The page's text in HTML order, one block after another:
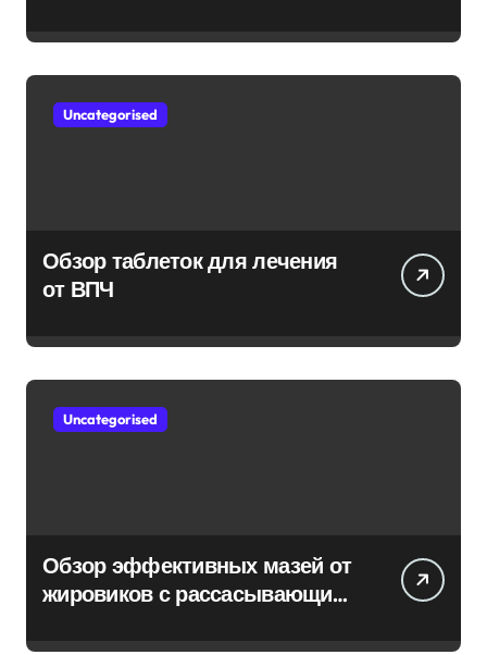
Uncategorised
Обзор таблеток для лечения
от ВПЧ
Uncategorised
Обзор эффективных мазей от
жировиков с рассасывающим